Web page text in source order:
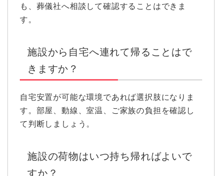
も、葬儀社へ相談して確認することはできま
す。
施設から自宅へ連れて帰ることはで
きますか？
自宅安置が可能な環境であれば選択肢になりま
す。部屋、動線、室温、ご家族の負担を確認し
て判断しましょう。
施設の荷物はいつ持ち帰ればよいで
すか？